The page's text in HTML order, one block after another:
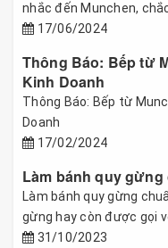
nhắc đến Munchen,
17/06/2024
Thông Báo: Bếp từ
Kinh Doanh
Thông Báo: Bếp từ
Doanh
17/02/2024
Làm bánh quy gừng
Làm bánh quy gừng
gừng hay còn được gọi
31/10/2023